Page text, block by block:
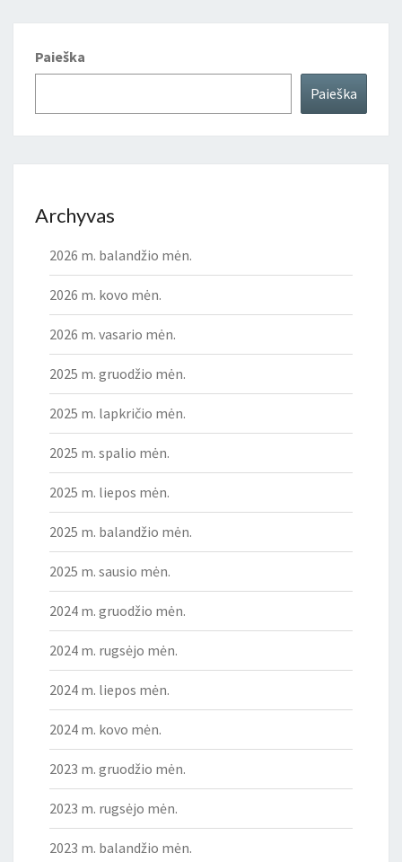
Paieška
Paieška
Archyvas
2026 m. balandžio mėn.
2026 m. kovo mėn.
2026 m. vasario mėn.
2025 m. gruodžio mėn.
2025 m. lapkričio mėn.
2025 m. spalio mėn.
2025 m. liepos mėn.
2025 m. balandžio mėn.
2025 m. sausio mėn.
2024 m. gruodžio mėn.
2024 m. rugsėjo mėn.
2024 m. liepos mėn.
2024 m. kovo mėn.
2023 m. gruodžio mėn.
2023 m. rugsėjo mėn.
2023 m. balandžio mėn.